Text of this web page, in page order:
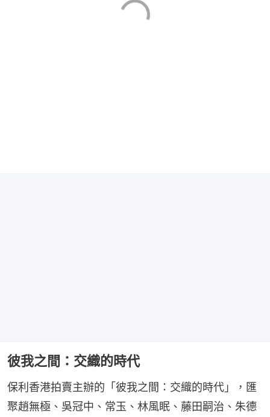
彼我之間：交織的時代
保利香港拍賣主辦的「彼我之間：交織的時代」，匯
聚趙無極、吳冠中、常玉、林風眠、藤田嗣治、朱德